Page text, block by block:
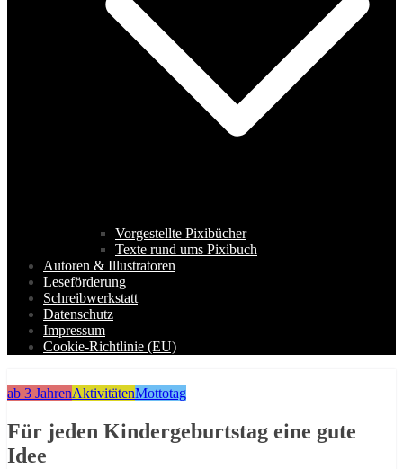
Vorgestellte Pixibücher
Texte rund ums Pixibuch
Autoren & Illustratoren
Leseförderung
Schreibwerkstatt
Datenschutz
Impressum
Cookie-Richtlinie (EU)
ab 3 JahrenAktivitätenMottotag
Für jeden Kindergeburtstag eine gute
Idee